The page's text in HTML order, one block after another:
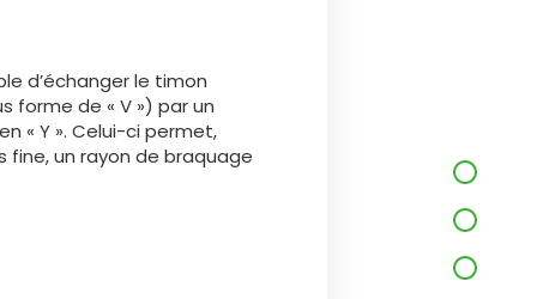
d’échanger le timon
forme de « V ») par un
« Y ». Celui-ci permet,
fine, un rayon de braquage